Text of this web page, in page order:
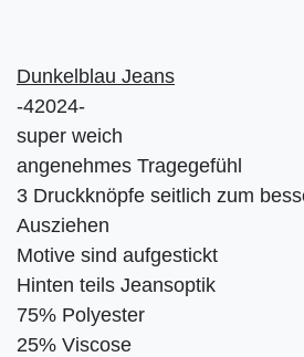
Dunkelblau Jeans
-42024-
super weich
angenehmes Tragegefühl
3 Druckknöpfe seitlich zum
Ausziehen
Motive sind aufgestickt
Hinten teils Jeansoptik
75% Polyester
25% Viscose